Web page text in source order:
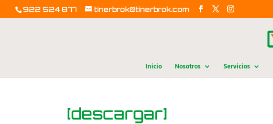
922 524 877 tinerbrok@tinerbrok.com
Inicio Nosotros Servicios
[descargar]